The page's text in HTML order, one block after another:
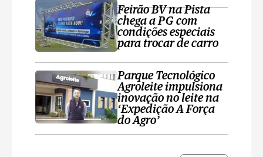
Feirão BV na Pista
chega a PG com
condições especiais
para trocar de carro
Parque Tecnológico
Agroleite impulsiona
inovação no leite na
‘Expedição A Força
do Agro’